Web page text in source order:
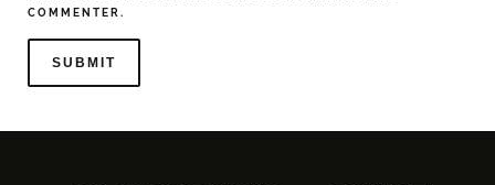
COMMENTER.